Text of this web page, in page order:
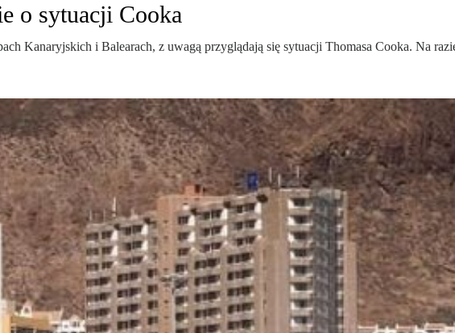
o sytuacji Cooka
Kanaryjskich i Balearach, z uwagą przyglądają się sytuacji Thomasa Cooka. Na